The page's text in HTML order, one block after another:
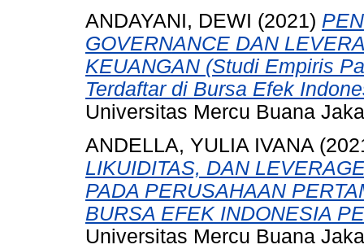
ANDAYANI, DEWI (2021)
GOVERNANCE DAN
KEUANGAN (Studi Empiris
Terdaftar di Bursa Efek
Universitas Mercu Buana
ANDELLA, YULIA IVANA
LIKUIDITAS, DAN
PADA PERUSAHAAN
BURSA EFEK INDONESIA
Universitas Mercu Buana